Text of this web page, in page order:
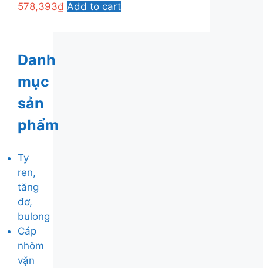
578,393₫ Add to cart
Danh
mục
sản
phẩm
Ty
ren,
tăng
đơ,
bulong
Cáp
nhôm
vặn